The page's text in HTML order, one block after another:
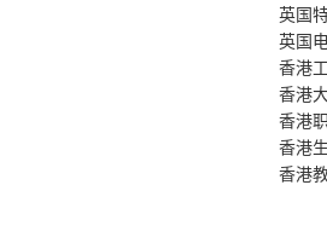
英国
英国
香港
香港
香港
香港
香港